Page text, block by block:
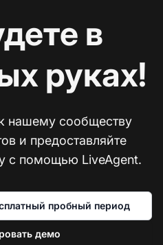
в
руках!
нашему сообществу
и предоставляйте
с помощью LiveAgent.
пробный период
демо